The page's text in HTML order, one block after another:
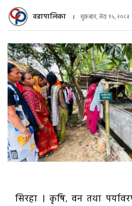
वडापालिका शुक्रबार, जेठ १५, २०८३
सिरहा । कृषि, वन तथा